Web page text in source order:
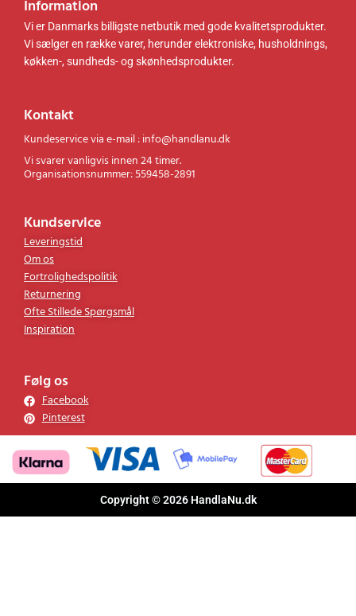
.
.
.
.
Information
Vi er Danmarks billigste netbutik med gode kvalitetsprodukter.
Vi sælger en række varer, herunder elektroniske, husholdnings,
køkken-, sundheds- og skønhedsprodukter.
Kontakt
Kundeservice via e-mail : info@handlanu.dk
Vi svarer vanligvis innen 24 timer.
Organisationsnummer: 559458-2891
Kundservice
Leveringstid
Om os
Fortrolighedspolitik
Returnering
Ofte Stillede Spørgsmål
Inspiration
Følg os
Facebook
Pinterest
Copyright © 2026 HandlaNu.dk